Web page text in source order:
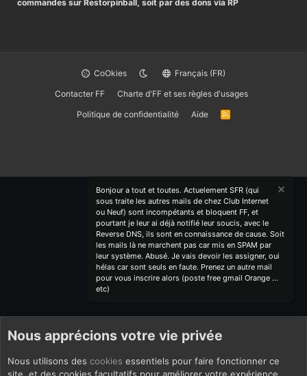
commandes sur Restorpinball, soit par des dons via RP
CoOkies
Français (FR)
Contacter FF
Charte d'FF et ses règles d'usages
Politique de confidentialité
Aide
R
Bonjour a tout et toutes. Actuelement SFR (qui
sous traite les autres mails de chez Club Internet
ou Neuf) sont incompétants et bloquent FF, et
pourtant je leur ai déjà notifié leur soucis, avec le
Reverse DNS, ils sont en connaissance de cause. Soit
les mails là ne marchent pas car mis en SPAM par
leur système. Abusé. Je vais devoir les assigner, oui
hélas car sont seuls en faute. Prenez un autre mail
pour vous inscrire alors (poste free gmail Orange ...
etc)
Nous apprécions votre vie privée
Nous utilisons des cookies essentiels pour faire fonctionner ce